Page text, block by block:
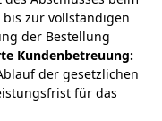
bis zur vollständigen
der Bestellung
Kundenbetreuung:
der gesetzlichen
für das